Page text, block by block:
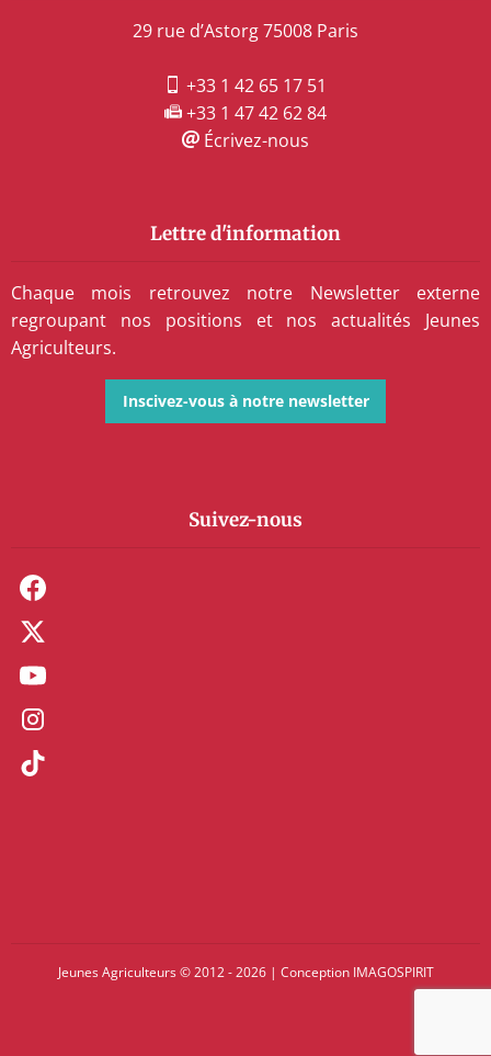
29 rue d’Astorg 75008 Paris
+33 1 42 65 17 51
+33 1 47 42 62 84
Écrivez-nous
Lettre d'information
Chaque mois retrouvez notre Newsletter externe
regroupant nos positions et nos actualités Jeunes
Agriculteurs.
Inscivez-vous à notre newsletter
Suivez-nous
Jeunes Agriculteurs © 2012 - 2026 | Conception IMAGOSPIRIT